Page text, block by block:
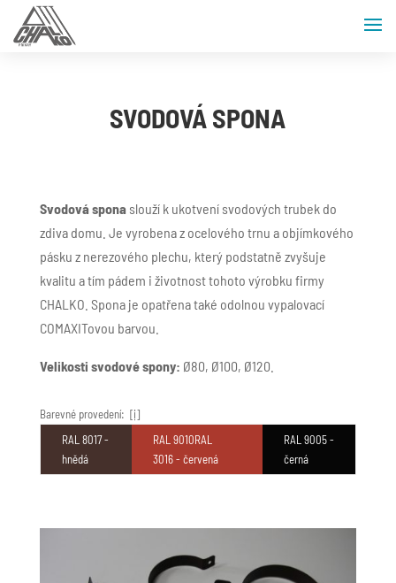
SVODOVÁ SPONA
Svodová sponaslouží k ukotvení svodových trubek do
zdiva domu. Je vyrobena z ocelového trnu a objímkového
pásku z nerezového plechu, který podstatně zvyšuje
kvalitu a tím pádem i životnost tohoto výrobku firmy
CHALKO. Spona je opatřena také odolnou vypalovací
COMAXITovou barvou.
Velikosti svodové spony: Ø80, Ø100, Ø120.
Barevné provedení: [i]
RAL 8017 -
hnědá
RAL 9010RAL
3016 - červená
RAL 9005 -
černá